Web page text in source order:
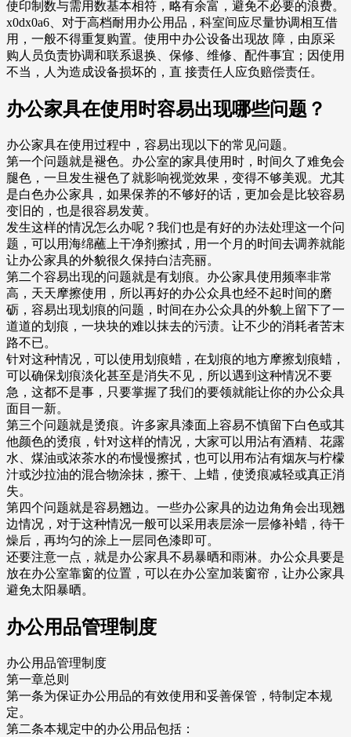
使印制数与需用数基本相符，略有余富，避免不必要的浪费。
x0dx0a6、对于高档耐用办公用品，科室间应尽量协调相互借
用，一般不得重复购置。使用中办公设备出现故 障，由原采
购人员负责协调和联系退换、保修、维修、配件事宜；因使用
不当，人为造成设备损坏的，直 接责任人应负赔偿责任。
办公家具在使用时容易出现哪些问题？
办公家具在使用过程中，容易出现以下的常见问题。
第一个问题就是褪色。办公室的家具使用时，时间久了难免会
腿色，一旦发生褪色了就影响视觉效果，变得不够美观。尤其
是白色办公家具，如果保养的不够好的话，更加会是比较容易
变旧的，也是很容易发黄。
发生这样的情况怎么办呢？我们也是有好的办法处理这一个问
题，可以用海绵蘸上干净剂擦拭，用一个月的时间去调养就能
让办公家具的外貌很久保持白洁亮丽。
第二个容易出现的问题就是有划痕。办公家具使用频率非常
高，天天摩擦使用，所以再好的办公众具也经不起时间的磨
砺，容易出现划痕的问题，时间在办公众具的外貌上留下了一
道道的划痕，一块块的难以抹去的污渍。让不少的消耗者苦末
路不已。
针对这种情况，可以使用划痕蜡，在划痕的地方摩擦划痕蜡，
可以确保划痕淡化甚至是消失不见，所以遇到这种情况不要
急，这都不是事，只要掌握了我们的要领就能让你的办公众具
面目一新。
第三个问题就是烫痕。许多家具漆面上容易不慎留下白色或其
他颜色的烫痕，针对这样的情况，大家可以用沾有酒精、花露
水、煤油或浓茶水的布慢慢擦拭，也可以用布沾有烟灰与柠檬
汁或沙拉油的混合物涂抹，擦干、上蜡，使烫痕减轻或真正消
失。
第四个问题就是容易翘边。一些办公家具的边边角角会出现翘
边情况，对于这种情况一般可以采用表层涂一层修补蜡，待干
燥后，再均匀的涂上一层同色漆即可。
还要注意一点，就是办公家具不易暴晒和雨淋。办公众具要是
放在办公室靠窗的位置，可以在办公室加装窗帘，让办公家具
避免太阳暴晒。
办公用品管理制度
办公用品管理制度
第一章总则
第一条为保证办公用品的有效使用和妥善保管，特制定本规
定。
第二条本规定中的办公用品包括：